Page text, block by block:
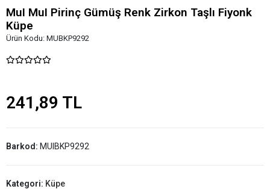
MuI MuI Pirinç Gümüş Renk Zirkon Taşlı Fiyonk
Küpe
Ürün Kodu: MUBKP9292
241,89 TL
Barkod: MUIBKP9292
Kategori: Küpe